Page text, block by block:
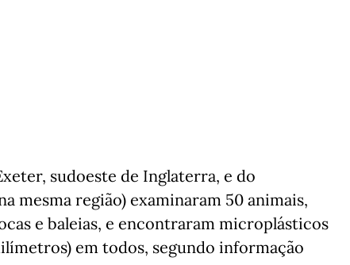
sudoeste de Inglaterra, e do
mesma região) examinaram 50 animais,
e baleias, e encontraram microplásticos
em todos, segundo informação